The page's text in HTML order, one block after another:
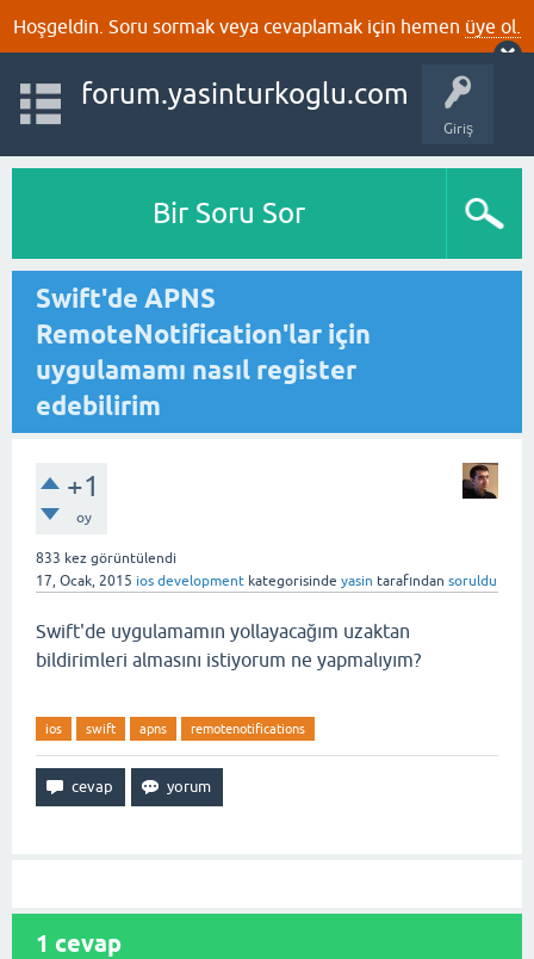
Hoşgeldin. Soru sormak veya cevaplamak için hemen üye ol.
Giriş
forum.yasinturkoglu.com
Bir Soru Sor
Swift'de APNS
RemoteNotification'lar için
uygulamamı nasıl register
edebilirim
+1
oy
833 kez görüntülendi
17, Ocak, 2015 ios development kategorisinde yasin tarafından soruldu
Swift'de uygulamamın yollayacağım uzaktan
bildirimleri almasını istiyorum ne yapmalıyım?
ios swift apns remotenotifications
1 cevap